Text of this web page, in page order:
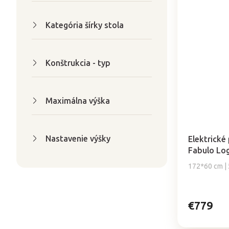
Kategória šírky stola
Konštrukcia - typ
Maximálna výška
Nastavenie výšky
Elektrické
Fabulo
172*60 cm |
produktu
je
z
€779